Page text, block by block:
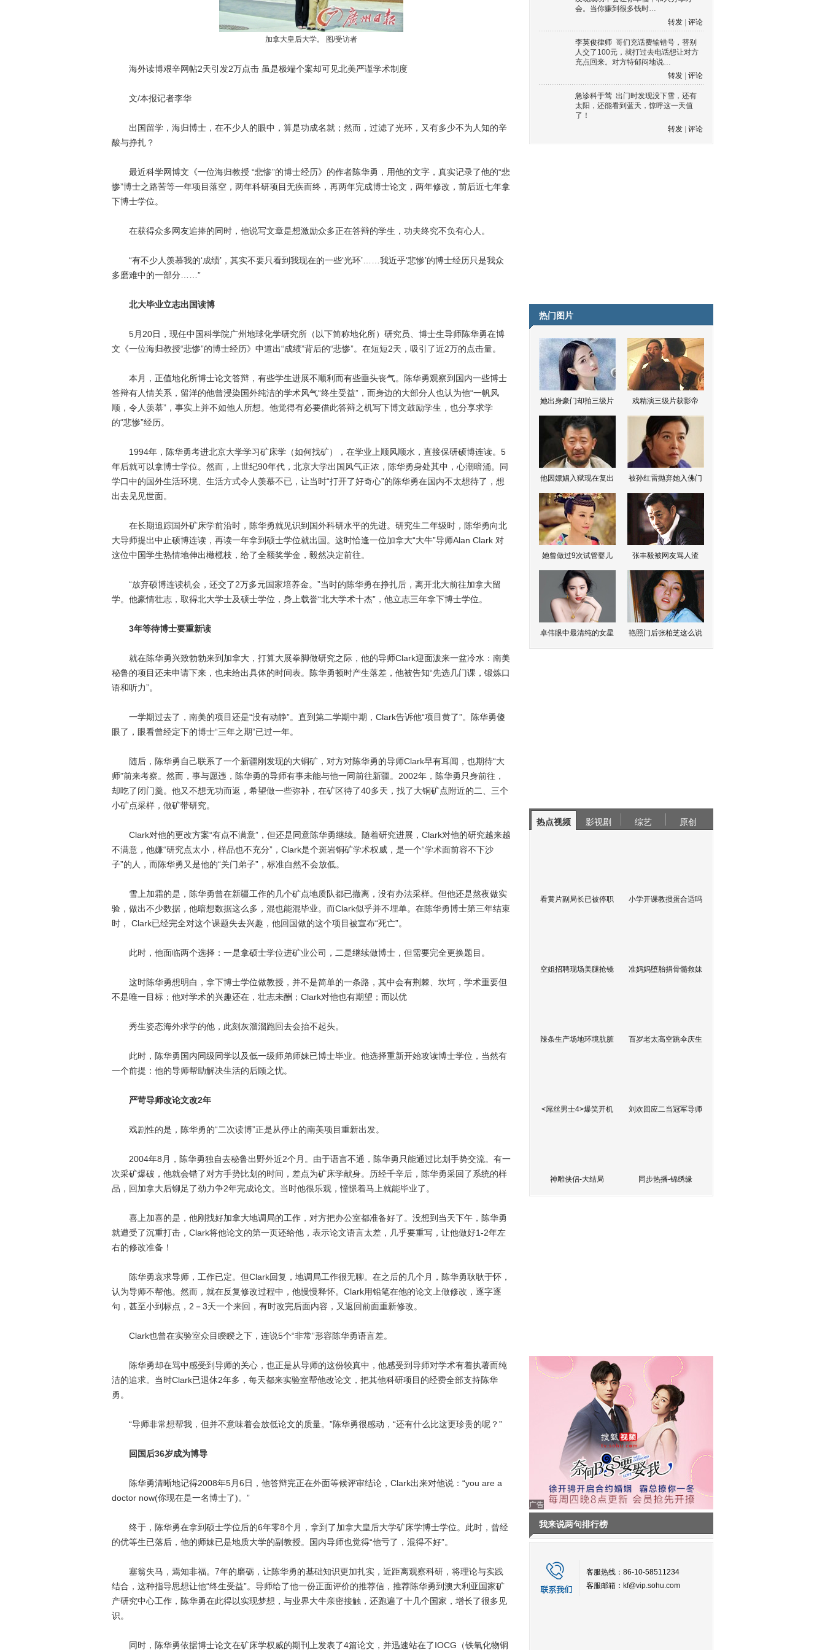
加拿大皇后大学。 图/受访者
海外读博艰辛网帖2天引发2万点击 虽是极端个案却可见北美严谨学术制度
文/本报记者李华
出国留学，海归博士，在不少人的眼中，算是功成名就；然而，过滤了光环，又有多少不为人知的辛
酸与挣扎？
最近科学网博文《一位海归教授 “悲惨”的博士经历》的作者陈华勇，用他的文字，真实记录了他的“悲
惨”博士之路苦等一年项目落空，两年科研项目无疾而终，再两年完成博士论文，两年修改，前后近七年拿
下博士学位。
在获得众多网友追捧的同时，他说写文章是想激励众多正在答辩的学生，功夫终究不负有心人。
“有不少人羡慕我的‘成绩’，其实不要只看到我现在的一些‘光环’……我近乎‘悲惨’的博士经历只是我众
多磨难中的一部分……”
北大毕业立志出国读博
5月20日，现任中国科学院广州地球化学研究所（以下简称地化所）研究员、博士生导师陈华勇在博
文《一位海归教授“悲惨”的博士经历》中道出“成绩”背后的“悲惨”。在短短2天，吸引了近2万的点击量。
本月，正值地化所博士论文答辩，有些学生进展不顺利而有些垂头丧气。陈华勇观察到国内一些博士
答辩有人情关系，留洋的他曾浸染国外纯洁的学术风气“终生受益”，而身边的大部分人也认为他“一帆风
顺，令人羡慕”，事实上并不如他人所想。他觉得有必要借此答辩之机写下博文鼓励学生，也分享求学
的“悲惨”经历。
1994年，陈华勇考进北京大学学习矿床学（如何找矿），在学业上顺风顺水，直接保研硕博连读。5
年后就可以拿博士学位。然而，上世纪90年代，北京大学出国风气正浓，陈华勇身处其中，心潮暗涌。同
学口中的国外生活环境、生活方式令人羡慕不已，让当时“打开了好奇心”的陈华勇在国内不太想待了，想
出去见见世面。
在长期追踪国外矿床学前沿时，陈华勇就见识到国外科研水平的先进。研究生二年级时，陈华勇向北
大导师提出中止硕博连读，再读一年拿到硕士学位就出国。这时恰逢一位加拿大“大牛”导师Alan Clark 对
这位中国学生热情地伸出橄榄枝，给了全额奖学金，毅然决定前往。
“放弃硕博连读机会，还交了2万多元国家培养金。”当时的陈华勇在挣扎后，离开北大前往加拿大留
学。他豪情壮志，取得北大学士及硕士学位，身上载誉“北大学术十杰”，他立志三年拿下博士学位。
3年等待博士要重新读
就在陈华勇兴致勃勃来到加拿大，打算大展拳脚做研究之际，他的导师Clark迎面泼来一盆冷水：南美
秘鲁的项目还未申请下来，也未给出具体的时间表。陈华勇顿时产生落差，他被告知“先选几门课，锻炼口
语和听力”。
一学期过去了，南美的项目还是“没有动静”。直到第二学期中期，Clark告诉他“项目黄了”。陈华勇傻
眼了，眼看曾经定下的博士“三年之期”已过一年。
随后，陈华勇自己联系了一个新疆刚发现的大铜矿，对方对陈华勇的导师Clark早有耳闻，也期待“大
师”前来考察。然而，事与愿违，陈华勇的导师有事未能与他一同前往新疆。2002年，陈华勇只身前往，
却吃了闭门羹。他又不想无功而返，希望做一些弥补，在矿区待了40多天，找了大铜矿点附近的二、三个
小矿点采样，做矿带研究。
Clark对他的更改方案“有点不满意”，但还是同意陈华勇继续。随着研究进展，Clark对他的研究越来越
不满意，他嫌“研究点太小，样品也不充分”，Clark是个斑岩铜矿学术权威，是一个“学术面前容不下沙
子”的人，而陈华勇又是他的“关门弟子”，标准自然不会放低。
雪上加霜的是，陈华勇曾在新疆工作的几个矿点地质队都已撤离，没有办法采样。但他还是熬夜做实
验，做出不少数据，他暗想数据这么多，混也能混毕业。而Clark似乎并不埋单。在陈华勇博士第三年结束
时， Clark已经完全对这个课题失去兴趣，他回国做的这个项目被宣布“死亡”。
此时，他面临两个选择：一是拿硕士学位进矿业公司，二是继续做博士，但需要完全更换题目。
这时陈华勇想明白，拿下博士学位做教授，并不是简单的一条路，其中会有荆棘、坎坷，学术重要但
不是唯一目标；他对学术的兴趣还在，壮志未酬；Clark对他也有期望；而以优
秀生姿态海外求学的他，此刻灰溜溜跑回去会抬不起头。
此时，陈华勇国内同级同学以及低一级师弟师妹已博士毕业。他选择重新开始攻读博士学位，当然有
一个前提：他的导师帮助解决生活的后顾之忧。
严苛导师改论文改2年
戏剧性的是，陈华勇的“二次读博”正是从停止的南美项目重新出发。
2004年8月，陈华勇独自去秘鲁出野外近2个月。由于语言不通，陈华勇只能通过比划手势交流。有一
次采矿爆破，他就会错了对方手势比划的时间，差点为矿床学献身。历经千辛后，陈华勇采回了系统的样
品，回加拿大后铆足了劲力争2年完成论文。当时他很乐观，憧憬着马上就能毕业了。
喜上加喜的是，他刚找好加拿大地调局的工作，对方把办公室都准备好了。没想到当天下午，陈华勇
就遭受了沉重打击，Clark将他论文的第一页还给他，表示论文语言太差，几乎要重写，让他做好1-2年左
右的修改准备！
陈华勇哀求导师，工作已定。但Clark回复，地调局工作很无聊。在之后的几个月，陈华勇耿耿于怀，
认为导师不帮他。然而，就在反复修改过程中，他慢慢释怀。Clark用铅笔在他的论文上做修改，逐字逐
句，甚至小到标点，2－3天一个来回，有时改完后面内容，又返回前面重新修改。
Clark也曾在实验室众目睽睽之下，连说5个“非常”形容陈华勇语言差。
陈华勇却在骂中感受到导师的关心，也正是从导师的这份较真中，他感受到导师对学术有着执著而纯
洁的追求。当时Clark已退休2年多，每天都来实验室帮他改论文，把其他科研项目的经费全部支持陈华
勇。
“导师非常想帮我，但并不意味着会放低论文的质量。”陈华勇很感动，“还有什么比这更珍贵的呢？”
回国后36岁成为博导
陈华勇清晰地记得2008年5月6日，他答辩完正在外面等候评审结论，Clark出来对他说：“you are a
doctor now(你现在是一名博士了)。”
终于，陈华勇在拿到硕士学位后的6年零8个月，拿到了加拿大皇后大学矿床学博士学位。此时，曾经
的优等生已落后，他的师妹已是地质大学的副教授。国内导师也觉得“他亏了，混得不好”。
塞翁失马，焉知非福。7年的磨砺，让陈华勇的基础知识更加扎实，近距离观察科研，将理论与实践
结合，这种指导思想让他“终生受益”。导师给了他一份正面评价的推荐信，推荐陈华勇到澳大利亚国家矿
产研究中心工作，陈华勇在此得以实现梦想，与业界大牛亲密接触，还跑遍了十几个国家，增长了很多见
识。
同时，陈华勇依据博士论文在矿床学权威的期刊上发表了4篇论文，并迅速站在了IOCG（铁氧化物铜
会。当你赚到很多钱时…
转发
评论
李英俊律师 哥们充话费输错号，替别
人交了100元，就打过去电话想让对方
充点回来。对方特郁闷地说…
转发
评论
急诊科于莺 出门时发现没下雪，还有
太阳，还能看到蓝天，惊呼这一天值
了！
转发
评论
热门图片
她出身豪门却拍三级片 戏精演三级片获影帝
他因嫖娼入狱现在复出 被孙红雷抛弃她入佛门
她曾做过9次试管婴儿 张丰毅被网友骂人渣
卓伟眼中最清纯的女星 艳照门后张柏芝这么说
热点视频 影视剧 综艺 原创
看黄片副局长已被停职 小学开课教掼蛋合适吗
空姐招聘现场美腿抢镜 准妈妈堕胎捐骨髓救妹
辣条生产场地环境肮脏 百岁老太高空跳伞庆生
<屌丝男士4>爆笑开机 刘欢回应二当冠军导师
神雕侠侣-大结局 同步热播-锦绣缘
广告
我来说两句排行榜
客服热线：86-10-58511234
客服邮箱： kf@vip.sohu.com